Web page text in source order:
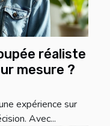
réaliste
mesure ?
expérience sur
Avec...